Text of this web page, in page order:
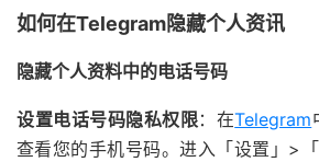
如何在Telegram隐藏个人资讯
隐藏个人资料中的电话号码
设置电话号码隐私权限：在Telegram
查看您的手机号码。进入「设置」>